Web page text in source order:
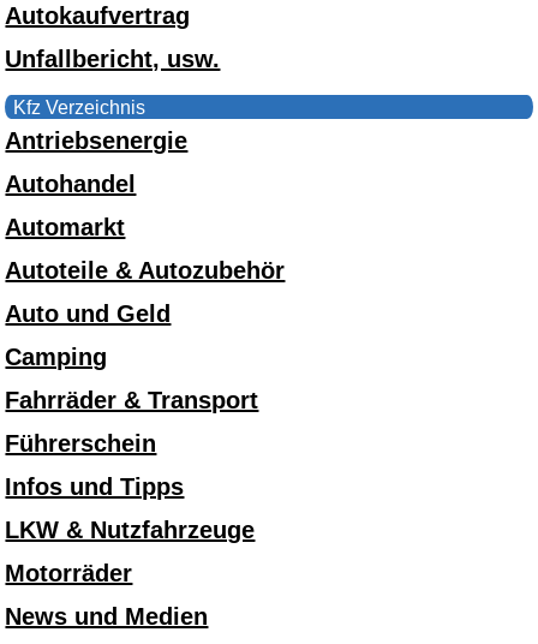
Autokaufvertrag
Unfallbericht, usw.
Kfz Verzeichnis
Antriebsenergie
Autohandel
Automarkt
Autoteile & Autozubehör
Auto und Geld
Camping
Fahrräder & Transport
Führerschein
Infos und Tipps
LKW & Nutzfahrzeuge
Motorräder
News und Medien